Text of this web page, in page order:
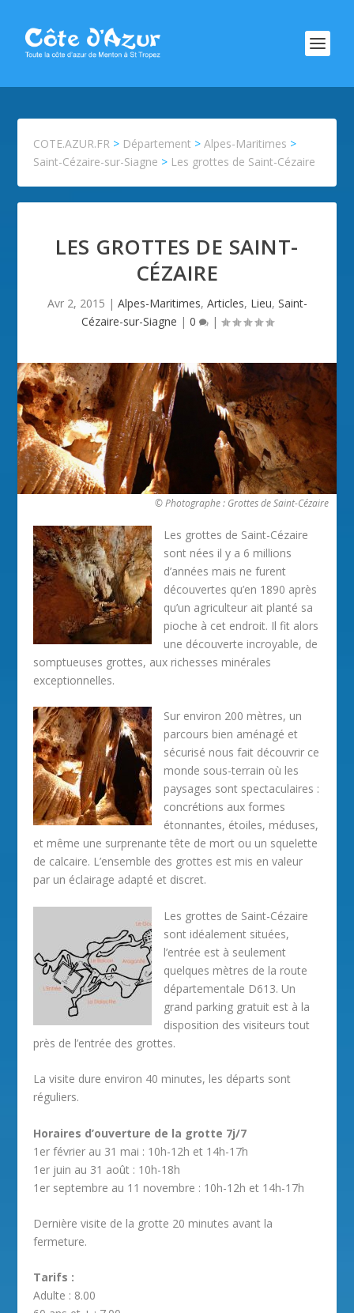
COTE.AZUR.FR > Département >Alpes-Maritimes >
Saint-Cézaire-sur-Siagne > Les grottes de Saint-Cézaire
LES GROTTES DE SAINT-
CÉZAIRE
Avr 2, 2015 | Alpes-Maritimes, Articles, Lieu, Saint-
Cézaire-sur-Siagne | 0 |
© Photographe : Grottes de Saint-Cézaire
Les grottes de Saint-Cézaire
sont nées il y a 6 millions
d’années mais ne furent
découvertes qu’en 1890 après
qu’un agriculteur ait planté sa
pioche à cet endroit. Il fit alors
une découverte incroyable, de
somptueuses grottes, aux richesses minérales
exceptionnelles.
Sur environ 200 mètres, un
parcours bien aménagé et
sécurisé nous fait découvrir ce
monde sous-terrain où les
paysages sont spectaculaires :
concrétions aux formes
étonnantes, étoiles, méduses,
et même une surprenante tête de mort ou un squelette
de calcaire. L’ensemble des grottes est mis en valeur
par un éclairage adapté et discret.
Les grottes de Saint-Cézaire
sont idéalement situées,
l’entrée est à seulement
quelques mètres de la route
départementale D613. Un
grand parking gratuit est à la
disposition des visiteurs tout
près de l’entrée des grottes.
La visite dure environ 40 minutes, les départs sont
réguliers.
Horaires d’ouverture de la grotte 7j/7
1er février au 31 mai : 10h-12h et 14h-17h
1er juin au 31 août : 10h-18h
1er septembre au 11 novembre : 10h-12h et 14h-17h
Dernière visite de la grotte 20 minutes avant la
fermeture.
Tarifs :
Adulte : 8.00